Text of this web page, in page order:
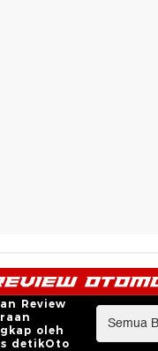
Review
oleh
detikOto